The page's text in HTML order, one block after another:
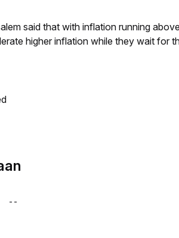
said that with inflation running
higher inflation while they wait for
--